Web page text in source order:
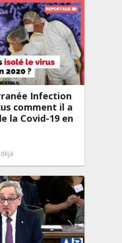
Infection
comment il a
la Covid-19 en